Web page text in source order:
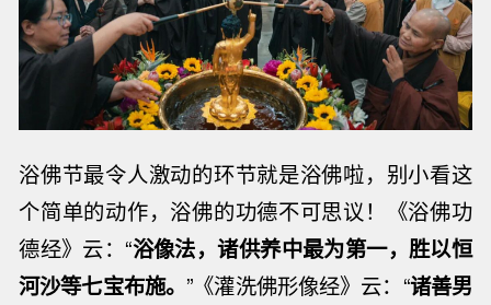
浴佛节最令人激动的环节就是浴佛啦，别小看这
个简单的动作，浴佛的功德不可思议！《浴佛功
德经》云：“浴像法，诸供养中最为第一，胜以恒
河沙等七宝布施。 ”《灌洗佛形像经》云：“诸善男